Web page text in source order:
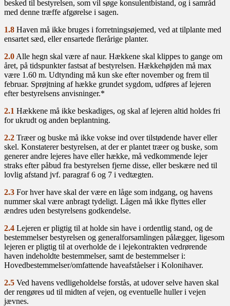
besked til bestyrelsen, som vil søge konsulentbistand, og i samråd
med denne træffe afgørelse i sagen.
1.8 Haven må ikke bruges i forretningsøjemed, ved at tilplante med
ensartet sæd, eller ensartede flerårige planter.
2.0 Alle hegn skal være af naur. Hækkene skal klippes to gange om
året, på tidspunkter fastsat af bestyrelsen. Hækkehøjden må max
være 1.60 m. Udtynding må kun ske efter november og frem til
februar. Sprøjtning af hække grundet sygdom, udføres af lejeren
efter bestyrelsens anvisninger.*
2.1 Hækkene må ikke beskadiges, og skal af lejeren altid holdes fri
for ukrudt og anden beplantning.
2.2 Træer og buske må ikke vokse ind over tilstødende haver eller
skel. Konstaterer bestyrelsen, at der er plantet træer og buske, som
generer andre lejeres have eller hække, må vedkommende lejer
straks efter påbud fra bestyrelsen fjerne disse, eller beskære ned til
lovlig afstand jvf. paragraf 6 og 7 i vedtægten.
2.3 For hver have skal der være en låge som indgang, og havens
nummer skal være anbragt tydeligt. Lågen må ikke flyttes eller
ændres uden bestyrelsens godkendelse.
2.4 Lejeren er pligtig til at holde sin have i ordentlig stand, og de
bestemmelser bestyrelsen og generalforsamlingen pålægger, ligesom
lejeren er pligtig til at overholde de i lejekontrakten vedrørende
haven indeholdte bestemmelser, samt de bestemmelser i:
Hovedbestemmelser/omfattende haveafståelser i Kolonihaver.
2.5 Ved havens vedligeholdelse forstås, at udover selve haven skal
der rengøres ud til midten af vejen, og eventuelle huller i vejen
jævnes.